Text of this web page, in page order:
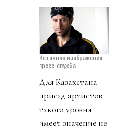
Источник изображения
пресс-служба
Для Казахстана
приезд артистов
такого уровня
имеет значение не